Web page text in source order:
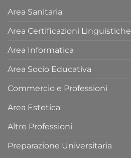
Area Sanitaria
Area Certificazioni Linguistiche
Area Informatica
Area Socio Educativa
Commercio e Professioni
Area Estetica
Altre Professioni
Preparazione Universitaria